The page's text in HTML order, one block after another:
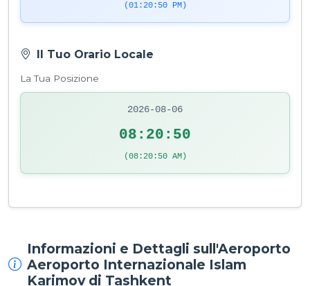
(01:20:50 PM)
Il Tuo Orario Locale
La Tua Posizione
2026-08-06
08:20:50
(08:20:50 AM)
Informazioni e Dettagli sull'Aeroporto
Aeroporto Internazionale Islam
Karimov di Tashkent